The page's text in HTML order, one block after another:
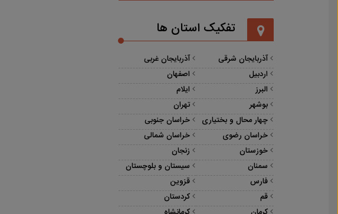
تفکیک استان ها
آذربایجان شرقی
آذربایجان غربی
اردبیل
اصفهان
البرز
ایلام
بوشهر
تهران
چهار محال و بختیاری
خراسان جنوبی
خراسان رضوی
خراسان شمالی
خوزستان
زنجان
سمنان
سیستان و بلوچستان
فارس
قزوین
قم
کردستان